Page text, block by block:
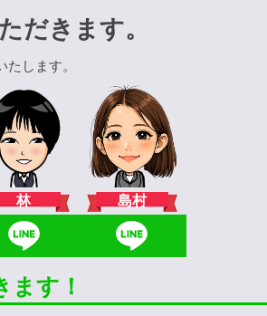
だきます。
します。
林 島村
す！